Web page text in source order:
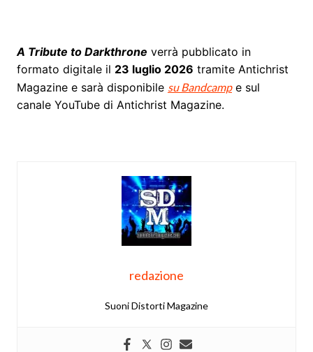
A Tribute to Darkthrone verrà pubblicato in
formato digitale il 23 luglio 2026 tramite Antichrist
Magazine e sarà disponibile su Bandcampe sul
canale YouTube di Antichrist Magazine.
redazione
Suoni Distorti Magazine